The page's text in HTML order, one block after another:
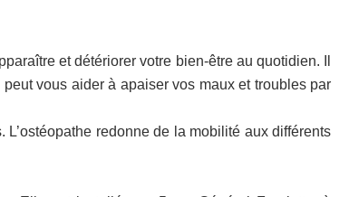
et détériorer votre bien-être au quotidien. Il
vous aider à apaiser vos maux et troubles par
redonne de la mobilité aux différents